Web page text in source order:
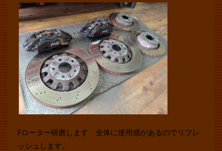
Fローター研磨します 全体に使用感があるのでリフレ
ッシュします。